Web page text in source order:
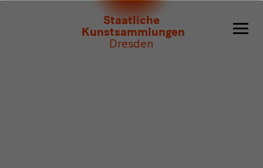
Staatliche
Kunstsammlungen
Dresden